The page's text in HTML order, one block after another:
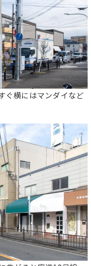
ぐ横にはマンダイなど